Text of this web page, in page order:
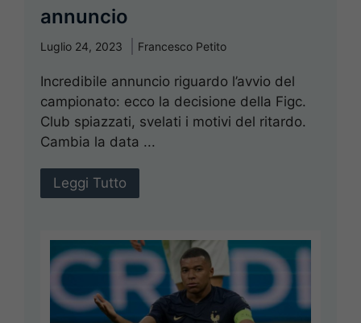
annuncio
Luglio 24, 2023 Francesco Petito
Incredibile annuncio riguardo l’avvio del
campionato: ecco la decisione della Figc.
Club spiazzati, svelati i motivi del ritardo.
Cambia la data ...
Leggi Tutto